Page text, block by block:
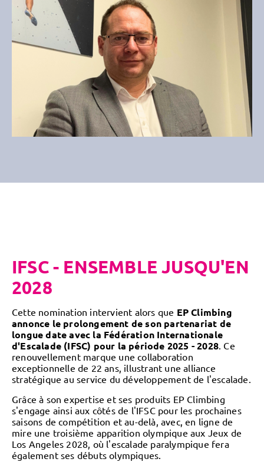
IFSC - ENSEMBLE JUSQU'EN
2028
Cette nomination intervient alors que EP Climbing
annonce le prolongement de son partenariat de
longue date avec la Fédération Internationale
d'Escalade (IFSC) pour la période 2025 - 2028. Ce
renouvellement marque une collaboration
exceptionnelle de 22 ans, illustrant une alliance
stratégique au service du développement de l'escalade.
Grâce à son expertise et ses produits EP Climbing
s'engage ainsi aux côtés de l'IFSC pour les prochaines
saisons de compétition et au-delà, avec, en ligne de
mire une troisième apparition olympique aux Jeux de
Los Angeles 2028, où l'escalade paralympique fera
également ses débuts olympiques.